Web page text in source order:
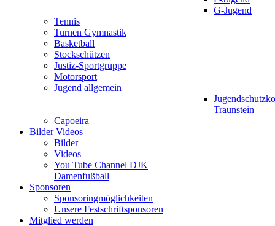
G-Jugend
Tennis
Turnen Gymnastik
Basketball
Stockschützen
Justiz-Sportgruppe
Motorsport
Jugend allgemein
Traunstein
Capoeira
Bilder Videos
Bilder
Videos
You Tube Channel DJK
Damenfußball
Sponsoren
Sponsoringmöglichkeiten
Unsere Festschriftsponsoren
Mitglied werden